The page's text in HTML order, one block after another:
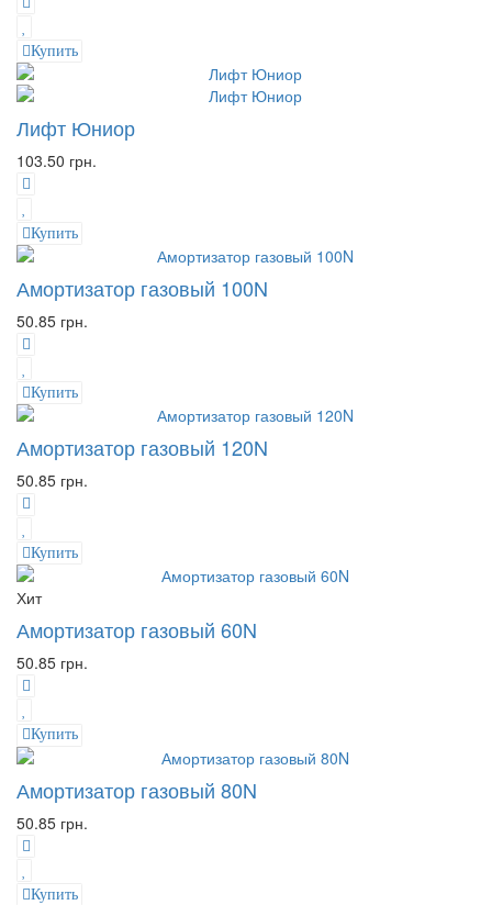
Купить
Лифт Юниор
103.50 грн.
Купить
Амортизатор газовый 100N
50.85 грн.
Купить
Амортизатор газовый 120N
50.85 грн.
Купить
Хит
Амортизатор газовый 60N
50.85 грн.
Купить
Амортизатор газовый 80N
50.85 грн.
Купить